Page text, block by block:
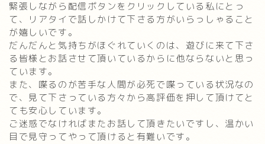
緊張しながら配信ボタンをクリックしている私にとっ
て、リアタイで話しかけて下さる方がいらっしゃること
が嬉しいです。
だんだんと気持ちがほぐれていくのは、遊びに来て下さ
る皆様とお話させて頂いているからに他ならないと思っ
ています。
また、喋るのが苦手な人間が必死で喋っている状況なの
で、見て下さっている方々から高評価を押して頂けてと
ても安心しています。
ご迷惑でなければまたお話して頂きたいですし、温かい
目で見守ってやって頂けると有難いです。